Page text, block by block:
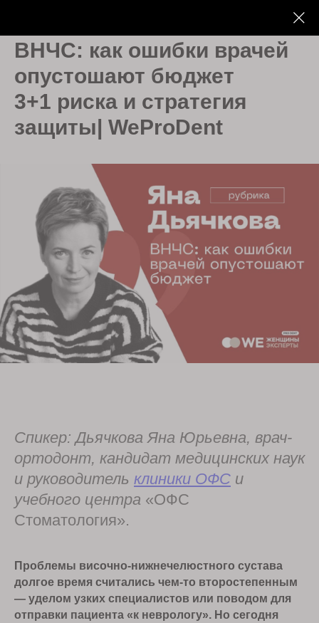
ВНЧС: как ошибки врачей
опустошают бюджет
3+1 риска и стратегия
защиты| WeProDent
Спикер: Дьячкова Яна Юрьевна, врач-
ортодонт, кандидат медицинских наук
и руководитель клиники ОФС и
учебного центра «ОФС
Стоматология».
Проблемы височно-нижнечелюстного сустава
долгое время считались чем-то второстепенным
— уделом узких специалистов или поводом для
отправки пациента «к неврологу». Но сегодня